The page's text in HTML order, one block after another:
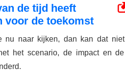
de tijd heeft
voor de toekomst
nu naar kijken, dan kan dat niet
het scenario, de impact en de